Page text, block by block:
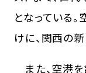
となっている
けに、関西の
また、空港